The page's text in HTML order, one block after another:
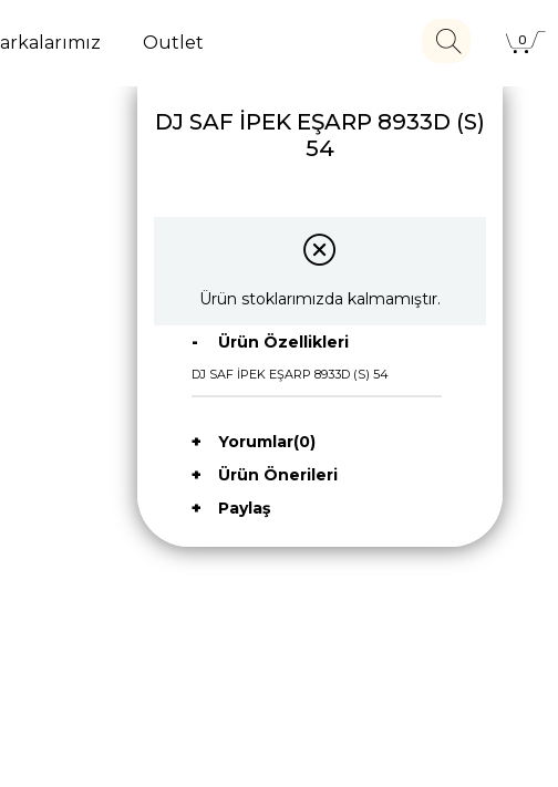
Outlet 0
DJ SAF İPEK EŞARP 8933D (S)
54
Ürün stoklarımızda kalmamıştır.
Ürün Özellikleri
DJ SAF İPEK EŞARP 8933D (S) 54
Yorumlar(0)
Ürün Önerileri
Paylaş